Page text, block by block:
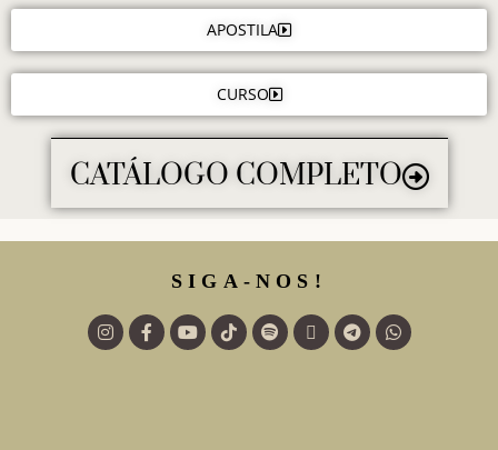
APOSTILA
CURSO
CATÁLOGO COMPLETO
SIGA-NOS!